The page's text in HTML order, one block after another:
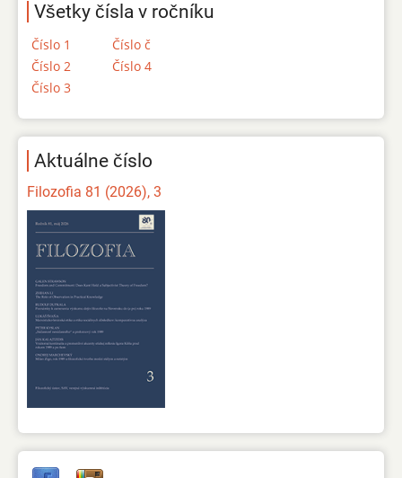
Všetky čísla v ročníku
Číslo 1
Číslo 2
Číslo 3
Číslo č
Číslo 4
Aktuálne číslo
Filozofia 81 (2026), 3